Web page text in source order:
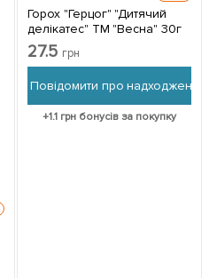
Горох "Герцог" "Дитячий
делікатес" ТМ "Весна" 30г
27.5 грн
Повідомити про надходження
+1.1грн бонусів за покупку